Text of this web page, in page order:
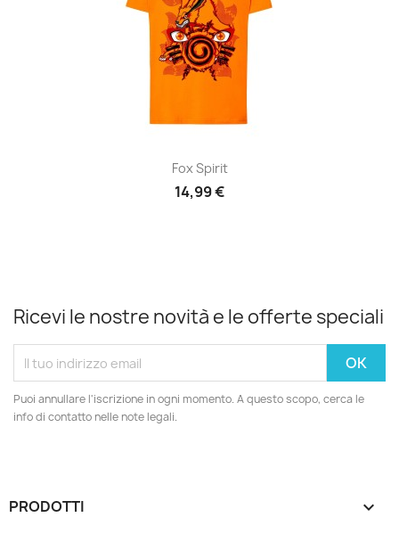
Fox Spirit
14,99 €
Ricevi le nostre novità e le offerte speciali
Puoi annullare l'iscrizione in ogni momento. A questo scopo, cerca le
info di contatto nelle note legali.
PRODOTTI 